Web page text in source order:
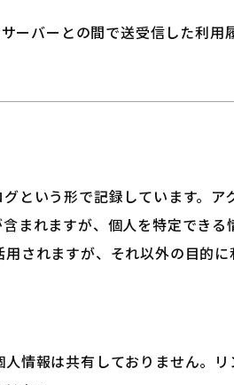
ーバーとの間で送受信した利
という形で記録しています。
まれますが、個人を特定でき
されますが、それ以外の目的に
情報は共有しておりません。